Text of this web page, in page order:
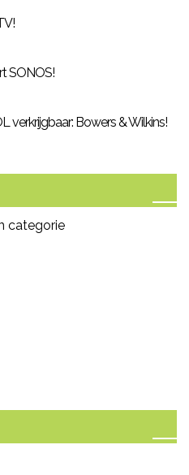
SONOS!
verkrijgbaar: Bowers & Wilkins!
categorie